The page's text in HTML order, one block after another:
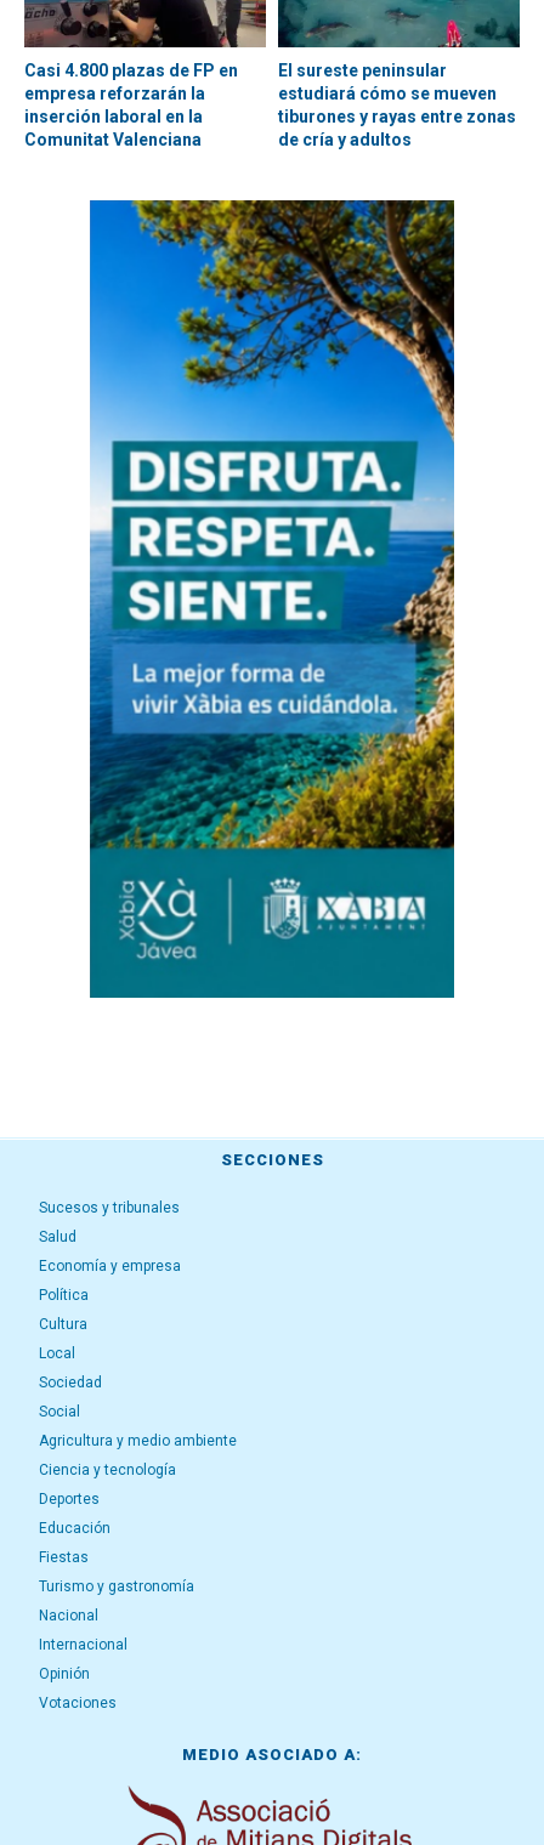
Casi 4.800 plazas de FP en
empresa reforzarán la
inserción laboral en la
Comunitat Valenciana
El sureste peninsular
estudiará cómo se mueven
tiburones y rayas entre zonas
de cría y adultos
SECCIONES
Sucesos y tribunales
Salud
Economía y empresa
Política
Cultura
Local
Sociedad
Social
Agricultura y medio ambiente
Ciencia y tecnología
Deportes
Educación
Fiestas
Turismo y gastronomía
Nacional
Internacional
Opinión
Votaciones
MEDIO ASOCIADO A: